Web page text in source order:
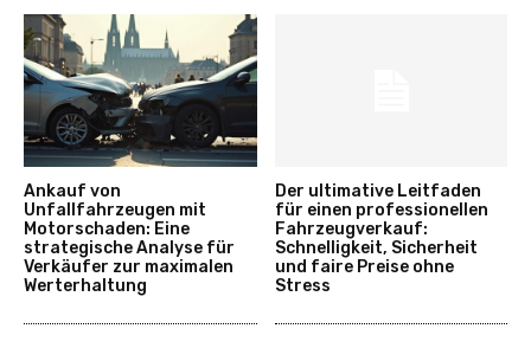
Ankauf von
Unfallfahrzeugen mit
Motorschaden: Eine
strategische Analyse für
Verkäufer zur maximalen
Werterhaltung
Der ultimative Leitfaden
für einen professionellen
Fahrzeugverkauf:
Schnelligkeit, Sicherheit
und faire Preise ohne
Stress